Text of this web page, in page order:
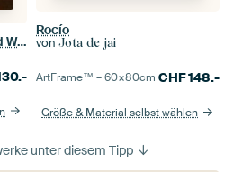
Blumenstillleben, Gottfried Wilhelm Voelcker
Rocío
von Jota de jai
ArtFrame™ –60×80cm CHF148.-
Größe & Material selbst wählen
unter diesem Tipp